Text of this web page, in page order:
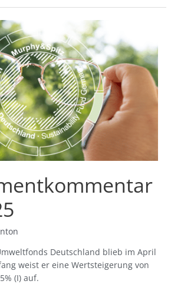
Deutschland blieb im April
weist er eine Wertsteigerung von
(I) auf.